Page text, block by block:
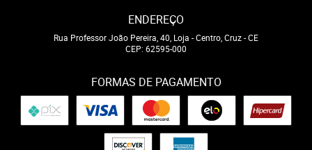
ENDEREÇO
Rua Professor João Pereira, 40, Loja -Centro, Cruz-CE
CEP: 62595-000
FORMAS DE PAGAMENTO